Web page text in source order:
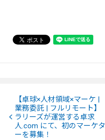
【卓球×人材領域×マーケ |
業務委託 | フルリモート】
ラリーズが運営する卓求
人.com にて、初のマーケタ
ーを募集！